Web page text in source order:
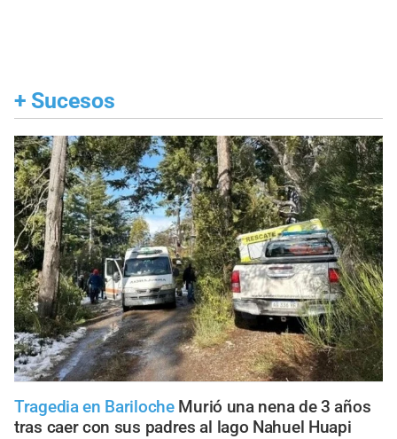
+ Sucesos
Tragedia en Bariloche Murió una nena de 3 años
tras caer con sus padres al lago Nahuel Huapi